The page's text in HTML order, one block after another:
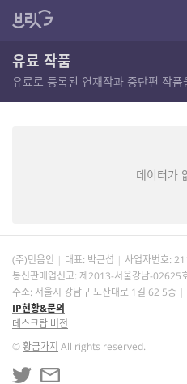
유료 작품
유료로 등록된 연재작과 중단편 작
데이터가
(주)민음인 대표: 박근섭 사업자번호:
통신판매업신고: 제2013-서울강남-02625
주소: 서울시 강남구 도산대로 1길 62 5층
IP현황&문의
데스크탑 버전
©황금가지 All rights reserved.